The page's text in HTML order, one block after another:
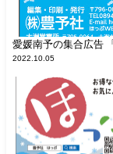
愛媛南予の集合広告
2022.10.05